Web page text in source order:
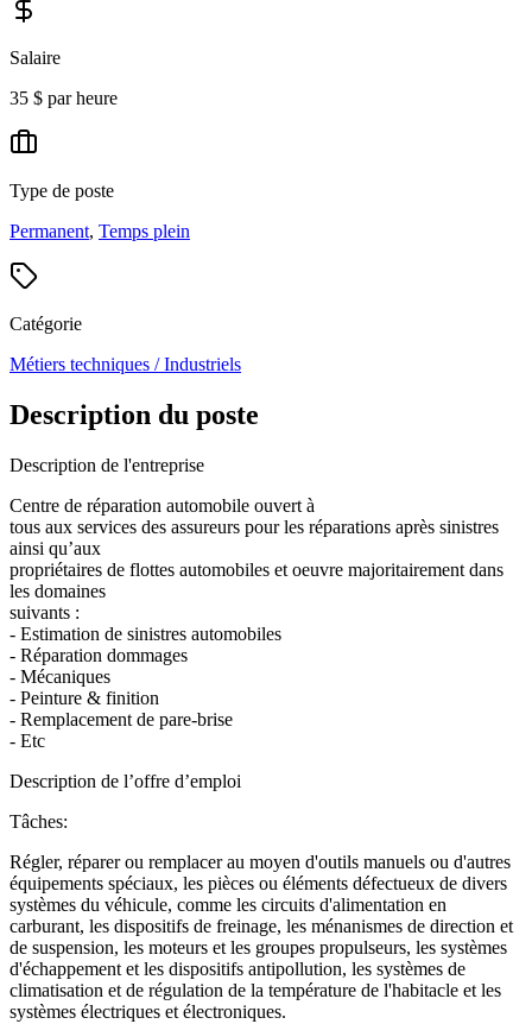
Salaire
35 $ par heure
Type de poste
Permanent, Temps plein
Catégorie
Métiers techniques / Industriels
Description du poste
Description de l'entreprise
Centre de réparation automobile ouvert à
tous aux services des assureurs pour les réparations après sinistres
ainsi qu’aux
propriétaires de flottes automobiles et oeuvre majoritairement dans
les domaines
suivants :
- Estimation de sinistres automobiles
- Réparation dommages
- Mécaniques
- Peinture & finition
- Remplacement de pare-brise
- Etc
Description de l’offre d’emploi
Tâches:
Régler, réparer ou remplacer au moyen d'outils manuels ou d'autres
équipements spéciaux, les pièces ou éléments défectueux de divers
systèmes du véhicule, comme les circuits d'alimentation en
carburant, les dispositifs de freinage, les ménanismes de direction et
de suspension, les moteurs et les groupes propulseurs, les systèmes
d'échappement et les dispositifs antipollution, les systèmes de
climatisation et de régulation de la température de l'habitacle et les
systèmes électriques et électroniques.